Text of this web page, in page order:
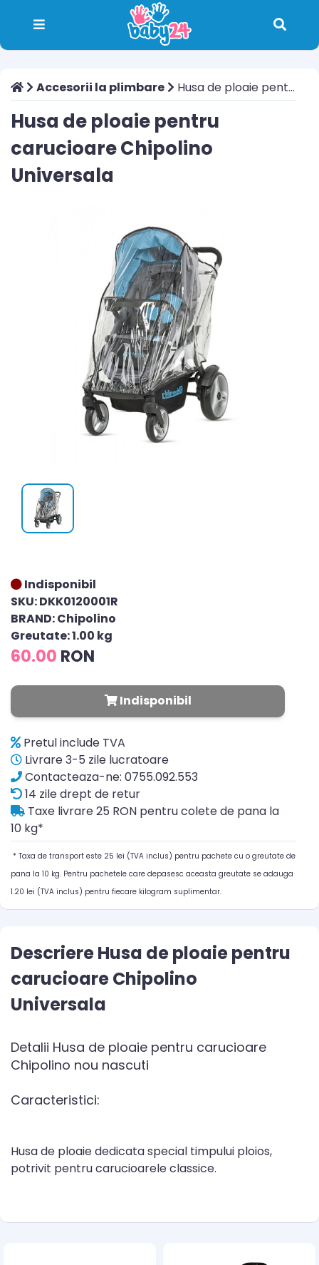
Accesorii la plimbare Husa de ploaie pentru carucioare Chipolino Universala
Husa de ploaie pentru
carucioare Chipolino
Universala
Indisponibil
SKU: DKK0120001R
BRAND: Chipolino
Greutate: 1.00 kg
60.00 RON
Indisponibil
Pretul include TVA
Livrare 3-5 zile lucratoare
Contacteaza-ne: 0755.092.553
14 zile drept de retur
Taxe livrare 25 RON pentru colete de pana la
10 kg*
* Taxa de transport este 25 lei (TVA inclus) pentru pachete cu o greutate de
pana la 10 kg. Pentru pachetele care depasesc aceasta greutate se adauga
1.20 lei (TVA inclus) pentru fiecare kilogram suplimentar.
Descriere Husa de ploaie pentru
carucioare Chipolino
Universala
Detalii Husa de ploaie pentru carucioare
Chipolino nou nascuti
Caracteristici:
Husa de ploaie dedicata special timpului ploios,
potrivit pentru carucioarele classice.